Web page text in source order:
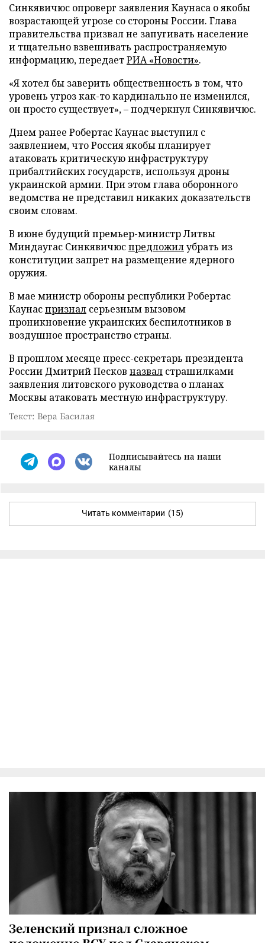
Синкявичюс опроверг заявления Каунаса о якобы
возрастающей угрозе со стороны России. Глава
правительства призвал не запугивать население
и тщательно взвешивать распространяемую
информацию, передаетРИА «Новости».
«Я хотел бы заверить общественность в том, что
уровень угроз как-то кардинально не изменился,
он просто существует», – подчеркнул Синкявичюс.
Днем ранее Робертас Каунас выступил с
заявлением, что Россия якобы планирует
атаковать критическую инфраструктуру
прибалтийских государств, используя дроны
украинской армии. При этом глава оборонного
ведомства не представил никаких доказательств
своим словам.
В июне будущий премьер-министр Литвы
Миндаугас Синкявичюспредложилубрать из
конституции запрет на размещение ядерного
оружия.
В мае министр обороны республики Робертас
Каунаспризнал серьезным вызовом
проникновение украинских беспилотников в
воздушное пространство страны.
В прошлом месяце пресс-секретарь президента
России Дмитрий Песков назвал страшилками
заявления литовского руководства о планах
Москвы атаковать местную инфраструктуру.
Текст: Вера Басилая
Подписывайтесь на наши
каналы
Читать комментарии (15)
Зеленский признал сложное